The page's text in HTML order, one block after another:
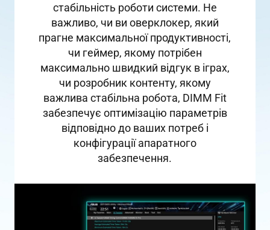
стабільність роботи системи. Не
важливо, чи ви оверклокер, який
прагне максимальної продуктивності,
чи геймер, якому потрібен
максимально швидкий відгук в іграх,
чи розробник контенту, якому
важлива стабільна робота, DIMM Fit
забезпечує оптимізацію параметрів
відповідно до ваших потреб і
конфігурації апаратного
забезпечення.